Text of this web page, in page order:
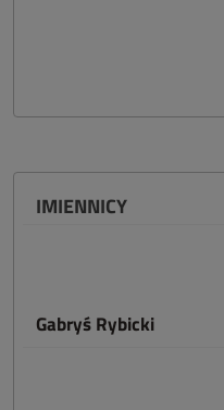
IMIENNICY
Gabryś Rybicki